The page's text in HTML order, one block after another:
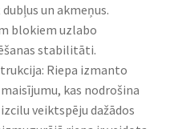
un akmeņus.
blokiem uzlabo
stabilitāti.
Riepa izmanto
kas nodrošina
veiktspēju dažādos